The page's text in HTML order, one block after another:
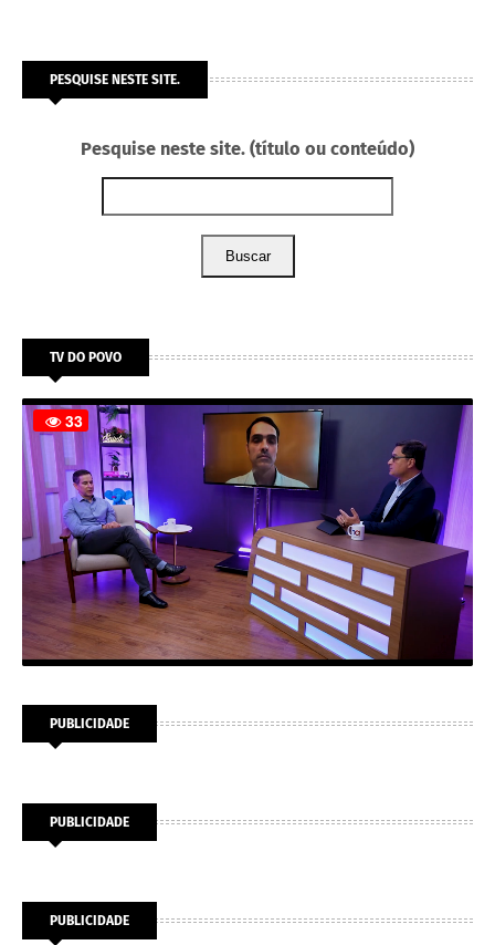
PESQUISE NESTE SITE.
Pesquise neste site. (título ou conteúdo)
Buscar
TV DO POVO
PUBLICIDADE
PUBLICIDADE
PUBLICIDADE